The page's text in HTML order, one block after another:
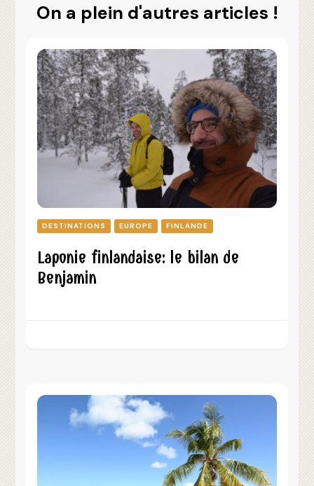
On a plein d'autres articles !
DESTINATIONS EUROPE FINLANDE
Laponie finlandaise: le bilan de
Benjamin